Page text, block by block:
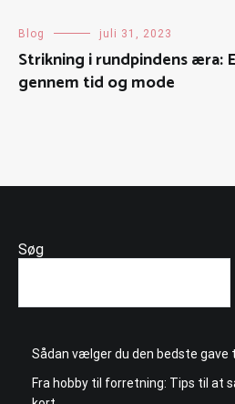
Blog juli 31, 2023
Strikning i rundpindens æra:
gennem tid og mode
Søg
Sådan vælger du den bedste gave
Fra hobby til forretning: Tips til at